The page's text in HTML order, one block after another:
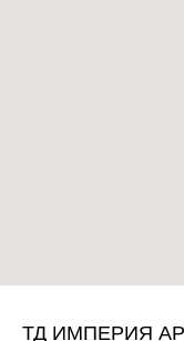
ТД ИМПЕРИЯ